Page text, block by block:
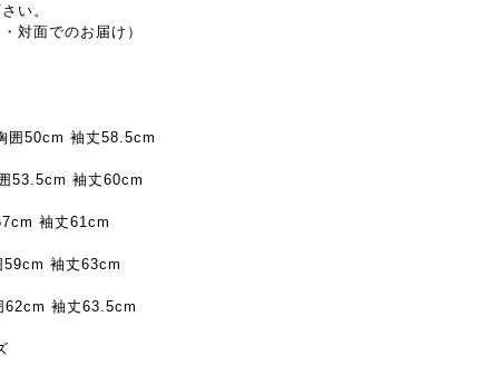
い。
対面でのお届け）
50cm 袖丈58.5cm
53.5cm 袖丈60cm
袖丈61cm
袖丈63cm
袖丈63.5cm